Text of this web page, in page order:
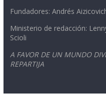
Fundadores: Andrés
Ministerio de redacción:
Scioli
A FAVOR DE UN MUNDO
REPARTIJA